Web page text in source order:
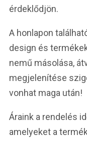
érdeklődjön.
A honlapon
design és
nemű másolása,
megjelenítése
vonhat maga után!
Áraink a rendelés
amelyeket a